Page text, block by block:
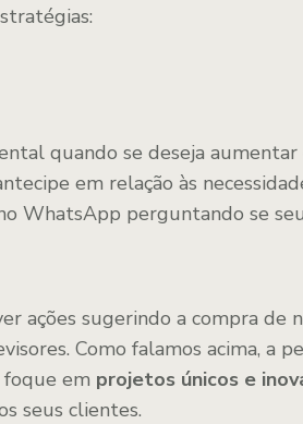
quando se deseja aumentar
em relação às
WhatsApp perguntando se
ações sugerindo a compra de
Como falamos acima, a
foque em projetos únicos e
seus clientes.